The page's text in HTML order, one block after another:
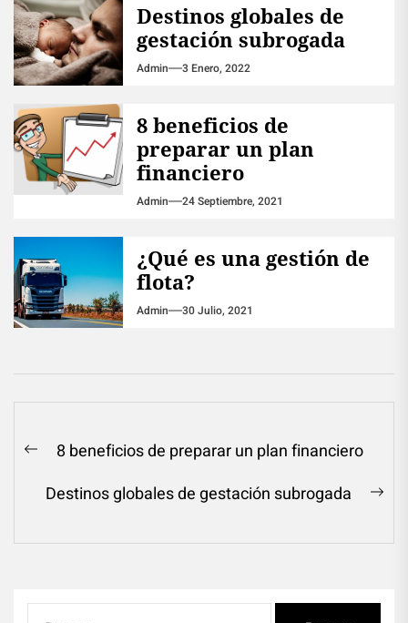
Destinos globales de
gestación subrogada
Admin 3 Enero, 2022
8 beneficios de
preparar un plan
financiero
Admin 24 Septiembre, 2021
¿Qué es una gestión de
flota?
Admin 30 Julio, 2021
Navegación
entradas
Previous
post:
8 beneficios de preparar un plan financiero
Destinos globales de gestación subrogada